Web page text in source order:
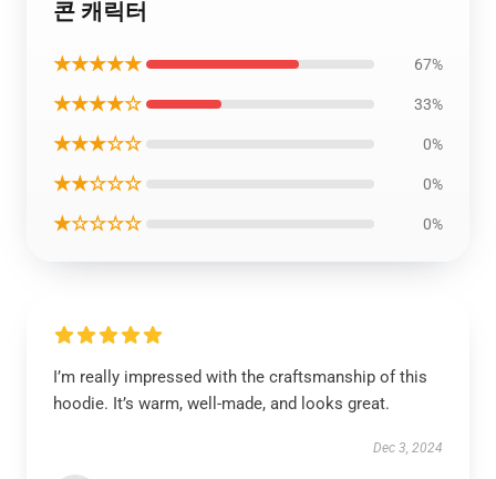
콘 캐릭터
★★★★★ 67%
★★★★☆ 33%
★★★☆☆ 0%
★★☆☆☆ 0%
★☆☆☆☆ 0%
I’m really impressed with the craftsmanship of this
hoodie. It’s warm, well-made, and looks great.
Dec 3, 2024